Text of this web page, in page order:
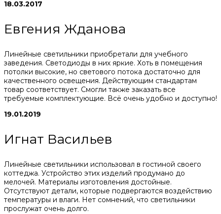
18.03.2017
Евгения Жданова
Линейные светильники приобретали для учебного
заведения. Светодиоды в них яркие. Хоть в помещения
потолки высокие, но светового потока достаточно для
качественного освещения. Действующим стандартам
товар соответствует. Смогли также заказать все
требуемые комплектующие. Всё очень удобно и доступно!
19.01.2019
Игнат Васильев
Линейные светильники использовал в гостиной своего
коттеджа. Устройство этих изделий продумано до
мелочей. Материалы изготовления достойные.
Отсутствуют детали, которые подвергаются воздействию
температуры и влаги. Нет сомнений, что светильники
прослужат очень долго.